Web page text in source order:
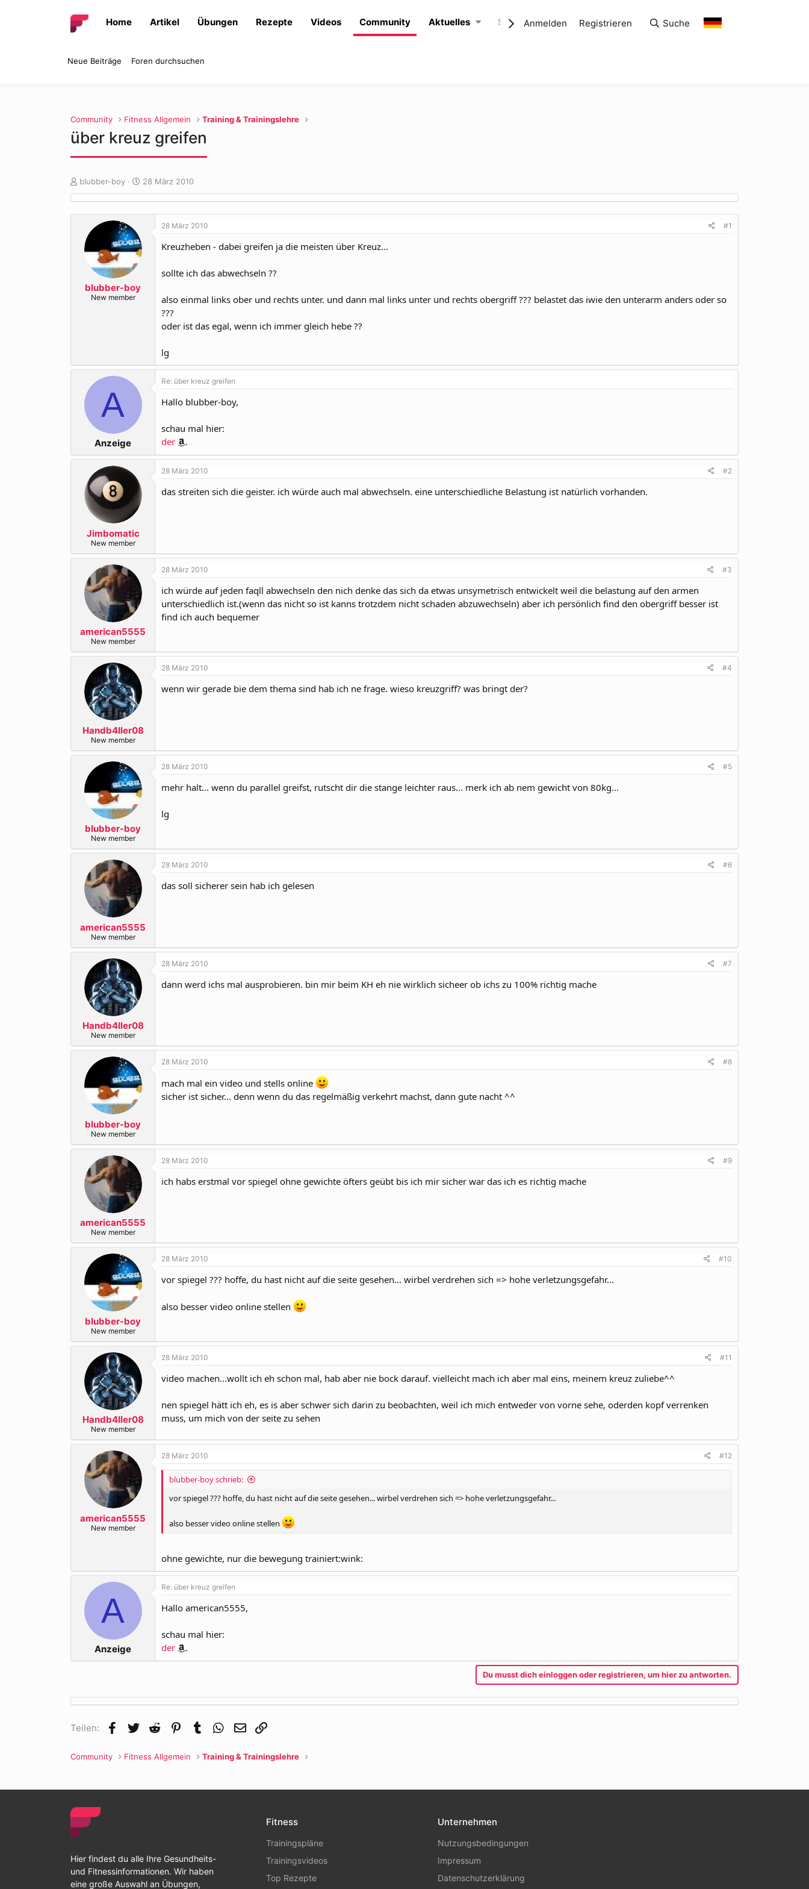
Home Artikel Übungen Rezepte Videos Community Aktuelles Shop Anmelden Registrieren Suche
Neue Beiträge Foren durchsuchen
Community Fitness Allgemein Training & Trainingslehre
über kreuz greifen
E
r
s
t
blubber-boy
E
r
s
t
28 März 2010
blubber-boy
New member
28 März 2010 #1
Kreuzheben - dabei greifen ja die meisten über Kreuz...
sollte ich das abwechseln ??
also einmal links ober und rechts unter. und dann mal links unter und rechts obergriff ??? belastet das iwie den unterarm anders oder so
???
oder ist das egal, wenn ich immer gleich hebe ??
lg
A
Anzeige
Re: über kreuz greifen
Hallo blubber-boy,
schau mal hier:
der
.
Jimbomatic
New member
28 März 2010 #2
das streiten sich die geister. ich würde auch mal abwechseln. eine unterschiedliche Belastung ist natürlich vorhanden.
american5555
New member
28 März 2010 #3
ich würde auf jeden faqll abwechseln den nich denke das sich da etwas unsymetrisch entwickelt weil die belastung auf den armen
unterschiedlich ist.(wenn das nicht so ist kanns trotzdem nicht schaden abzuwechseln) aber ich persönlich find den obergriff besser ist
find ich auch bequemer
Handb4ller08
New member
28 März 2010 #4
wenn wir gerade bie dem thema sind hab ich ne frage. wieso kreuzgriff? was bringt der?
blubber-boy
New member
28 März 2010 #5
mehr halt... wenn du parallel greifst, rutscht dir die stange leichter raus... merk ich ab nem gewicht von 80kg...
lg
american5555
New member
28 März 2010 #6
das soll sicherer sein hab ich gelesen
Handb4ller08
New member
28 März 2010 #7
dann werd ichs mal ausprobieren. bin mir beim KH eh nie wirklich sicheer ob ichs zu 100% richtig mache
blubber-boy
New member
28 März 2010 #8
mach mal ein video und stells online
sicher ist sicher... denn wenn du das regelmäßig verkehrt machst, dann gute nacht ^^
american5555
New member
28 März 2010 #9
ich habs erstmal vor spiegel ohne gewichte öfters geübt bis ich mir sicher war das ich es richtig mache
blubber-boy
New member
28 März 2010 #10
vor spiegel ??? hoffe, du hast nicht auf die seite gesehen... wirbel verdrehen sich => hohe verletzungsgefahr...
also besser video online stellen
Handb4ller08
New member
28 März 2010 #11
video machen...wollt ich eh schon mal, hab aber nie bock darauf. vielleicht mach ich aber mal eins, meinem kreuz zuliebe^^
nen spiegel hätt ich eh, es is aber schwer sich darin zu beobachten, weil ich mich entweder von vorne sehe, oderden kopf verrenken
muss, um mich von der seite zu sehen
american5555
New member
28 März 2010 #12
blubber-boy schrieb:
vor spiegel ??? hoffe, du hast nicht auf die seite gesehen... wirbel verdrehen sich => hohe verletzungsgefahr...
also besser video online stellen
ohne gewichte, nur die bewegung trainiert:wink:
A
Anzeige
Re: über kreuz greifen
Hallo american5555,
schau mal hier:
der
.
Du musst dich einloggen oder registrieren, um hier zu antworten.
Teilen: Facebook
Twitter Reddit PinterestTumblrWhatsApp
E-Mail
Community Fitness Allgemein Training & Trainingslehre
Hier findest du alle Ihre Gesundheits-
und Fitnessinformationen. Wir haben
eine große Auswahl an Übungen,
Fitness
Trainingspläne
Trainingsvideos
Top Rezepte
Unternehmen
Nutzungsbedingungen
Impressum
Datenschutzerklärung